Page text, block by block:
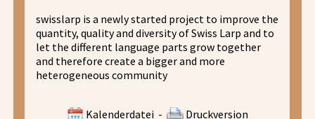
swisslarp is a newly started project to improve the
quantity, quality and diversity of Swiss Larp and to
let the different language parts grow together
and therefore create a bigger and more
heterogeneous community
Kalenderdatei- Druckversion